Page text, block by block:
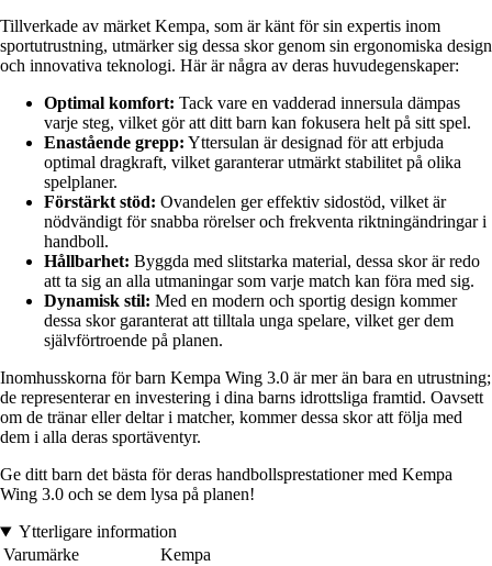
Tillverkade av märket Kempa, som är känt för sin expertis inom
sportutrustning, utmärker sig dessa skor genom sin ergonomiska design
och innovativa teknologi. Här är några av deras huvudegenskaper:
Optimal komfort: Tack vare en vadderad innersula dämpas
varje steg, vilket gör att ditt barn kan fokusera helt på sitt spel.
Enastående grepp: Yttersulan är designad för att erbjuda
optimal dragkraft, vilket garanterar utmärkt stabilitet på olika
spelplaner.
Förstärkt stöd: Ovandelen ger effektiv sidostöd, vilket är
nödvändigt för snabba rörelser och frekventa riktningändringar i
handboll.
Hållbarhet: Byggda med slitstarka material, dessa skor är redo
att ta sig an alla utmaningar som varje match kan föra med sig.
Dynamisk stil: Med en modern och sportig design kommer
dessa skor garanterat att tilltala unga spelare, vilket ger dem
självförtroende på planen.
Inomhusskorna för barn Kempa Wing 3.0 är mer än bara en utrustning;
de representerar en investering i dina barns idrottsliga framtid. Oavsett
om de tränar eller deltar i matcher, kommer dessa skor att följa med
dem i alla deras sportäventyr.
Ge ditt barn det bästa för deras handbollsprestationer med Kempa
Wing 3.0 och se dem lysa på planen!
Ytterligare information
Varumärke
Kempa